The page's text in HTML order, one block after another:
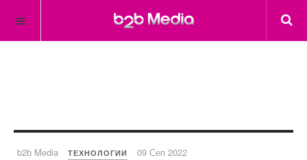
b2b Media ТЕХНОЛОГИИ 09 Сеп 2022